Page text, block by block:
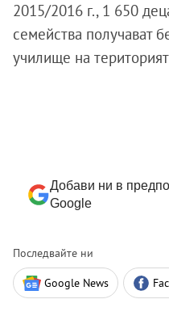
2015/2016 г., 1 650
семейства получават
училище на
Добави ни в
Google
Последвайте ни
Google News